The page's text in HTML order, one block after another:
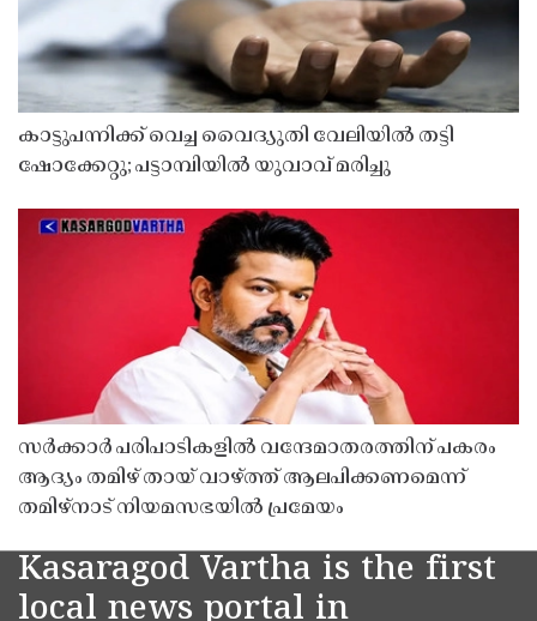
കാട്ടുപന്നിക്ക് വെച്ച വൈദ്യുതി വേലിയിൽ തട്ടി
ഷോക്കേറ്റു; പട്ടാമ്പിയിൽ യുവാവ് മരിച്ചു
സർക്കാർ പരിപാടികളിൽ വന്ദേമാതരത്തിന് പകരം
ആദ്യം തമിഴ് തായ് വാഴ്ത്ത് ആലപിക്കണമെന്ന്
തമിഴ്നാട് നിയമസഭയിൽ പ്രമേയം
Kasaragod Vartha is the first
local news portal in